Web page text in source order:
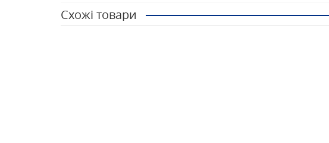
Схожі товари